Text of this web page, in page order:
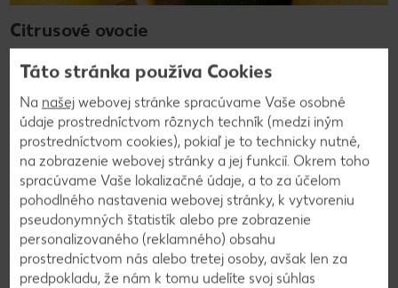
Citrusové ovocie
Citrusové ovocie obsahuje veľa vitamínu C a v zimnom
období dokáže posilniť imunitu. Citrusy chutia sviežo a
kyslasto a ich využitie je rôznorodé.
Zistite viac
Táto stránka používa Cookies
Na našej webovej stránke spracúvame Vaše osobné
údaje prostredníctvom rôznych techník (medzi iným
prostredníctvom cookies), pokiaľ je to technicky nutné,
na zobrazenie webovej stránky a jej funkcií. Okrem toho
spracúvame Vaše lokalizačné údaje, a to za účelom
pohodlného nastavenia webovej stránky, k vytvoreniu
pseudonymných štatistík alebo pre zobrazenie
personalizovaného (reklamného) obsahu
prostredníctvom nás alebo tretej osoby, avšak len za
predpokladu, že nám k tomu udelíte svoj súhlas